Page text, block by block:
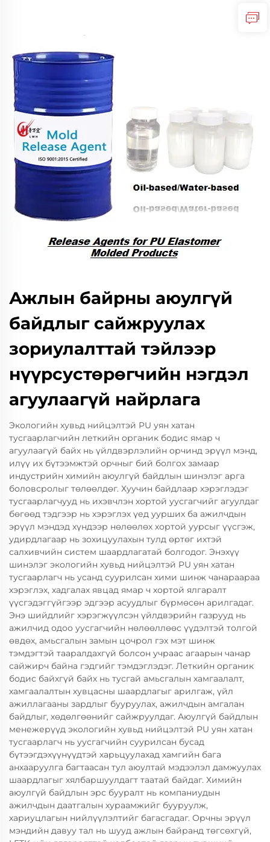
Ажлын байрны аюулгүй
байдлыг сайжруулах
зориулалттай тэйлээр
нүүрсустөрөгчийн нэгдэл
агуулаагүй найрлага
Экологийн хувьд нийцэлтэй PU уян хатан
тусгаарлагчийн леткийн органик бодис ямар ч
агуулаагүй байх нь үйлдвэрлэлийн орчинд эрүүл мэнд,
илүү их бүтээмжтэй орчныг бий болгох замаар
индустрийн химийн аюулгүй байдлын шинэлэг арга
боловсролыг төлөөлдөг. Хуучин байдлаар хэрэглэдэг
тусгаарлагчууд нь ихэвчлэн хортой уусгагчийг агуулдаг
бөгөөд тэдгээр нь хэрэглэх үед уурших ба ажилчдын
эрүүл мэндэд хүндээр нөлөөлөх хортой уурсыг үүсгэж,
удирдлагаар нь зохицуулахын тулд өртөг ихтэй
салхивчийн систем шаардлагатай болгодог. Энэхүү
шинэлэг экологийн хувьд нийцэлтэй PU уян хатан
тусгаарлагч нь усанд суурилсан хими шинж чанараараа
хэрэглэх, хадгалах явцад ямар ч хортой ялгаралт
үүсгэдэггүйгээр эдгээр асуудлыг бүрмөсөн арилгадаг.
Энэ шийдлийг хэрэгжүүлсэн үйлдвэрийн газрууд нь
ажилчид одоо уусгагчийн нөлөөллөөс үүдэлтэй толгой
өвдөх, амьсгалын замын цочрол гэх мэт шинж
тэмдэгтэй тааралдахгүй болсон учраас агаарын чанар
сайжирч байна гэдгийг тэмдэглэдэг. Леткийн органик
бодис байхгүй байх нь тусгай амьсгалын хамгаалалт,
хамгаалалтын хувцасны шаардлагыг арилгаж, үйл
ажиллагааны зардлыг бууруулах, ажилчдын амгалан
байдлыг, хөдөлгөөнийг сайжруулдаг. Аюулгүй байдлын
менежерүүд экологийн хувьд нийцэлтэй PU уян хатан
тусгаарлагч нь уусгагчийн суурилсан бусад
бүтээгдэхүүнүүдтэй харьцуулахад хамгийн бага
анхааруулга багтаасан тул аюултай мэдээлэл дамжуулах
шаардлагыг хялбаршуулдагт таатай байдаг. Химийн
аюулгүй байдлын эрс бууралт нь компаниудын
ажилчдын даатгалын хураамжийг бууруулж,
хариуцлагын нийлүүлэлтийг багасгадаг. Орчны эрүүл
мэндийн давуу тал нь шууд ажлын байранд төгсөхгүй,